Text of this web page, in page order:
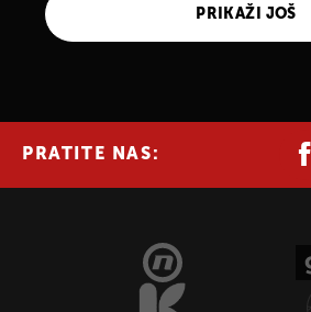
PRIKAŽI JOŠ
PRATITE NAS: